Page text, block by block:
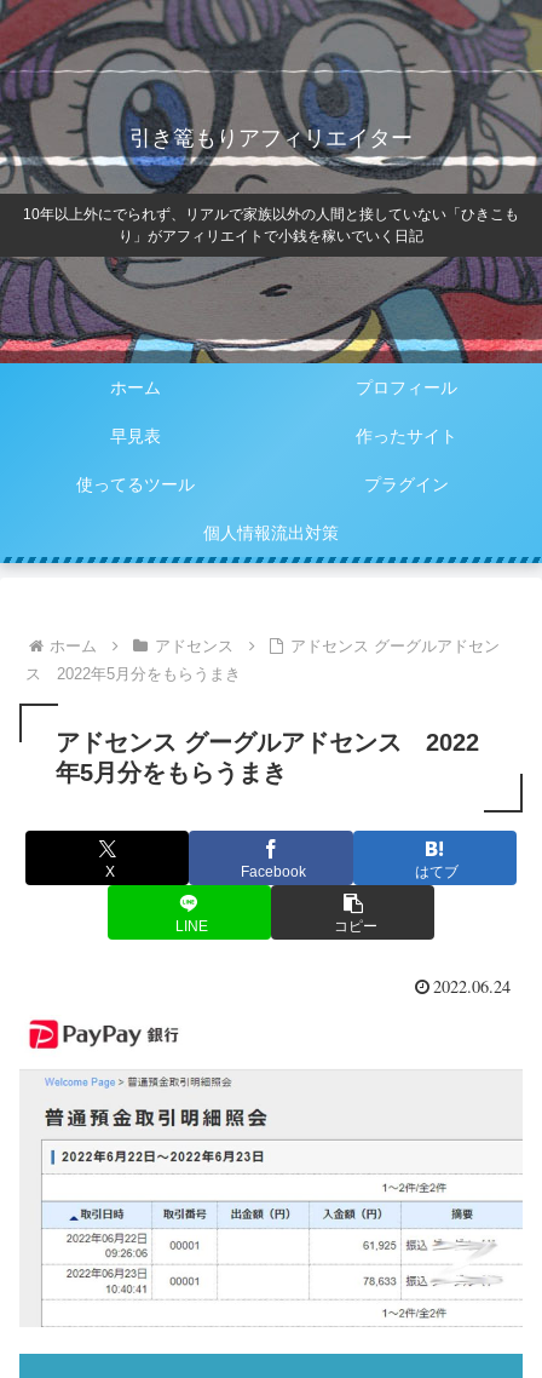
引き篭もりアフィリエイター
10年以上外にでられず、リアルで家族以外の人間と接していない「ひきこも
り」がアフィリエイトで小銭を稼いでいく日記
ホーム プロフィール
早見表 作ったサイト
使ってるツール プラグイン
個人情報流出対策
ホーム アドセンス
アドセンス グーグルアドセン
ス 2022年5月分をもらうまき
アドセンス グーグルアドセンス 2022
年5月分をもらうまき
X Facebook はてブ
LINE コピー
2022.06.24